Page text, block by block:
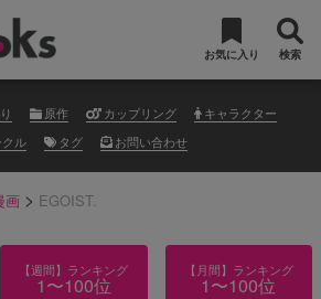
お気に入り 検索
原作 カップリング
キャラクター
ル
タグ お問い合わせ
画 > EGOIST.
【週間】ランキング
1〜100位
【月間】ランキング
1〜100位